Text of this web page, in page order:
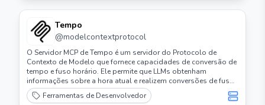
Tempo
@modelcontextprotocol
O Servidor MCP de Tempo é um servidor do Protocolo de
Contexto de Modelo que fornece capacidades de conversão de
tempo e fuso horário. Ele permite que LLMs obtenham
informações sobre a hora atual e realizem conversões de fuso
horário usando nomes de fuso horário da IANA, com detecção
automática do fuso horário do sistema.
Ferramentas de Desenvolvedor